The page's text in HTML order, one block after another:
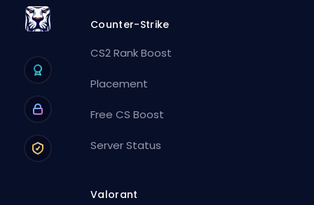
Counter-Strike
CS2 Rank Boost
Placement
Free CS Boost
Server Status
Valorant